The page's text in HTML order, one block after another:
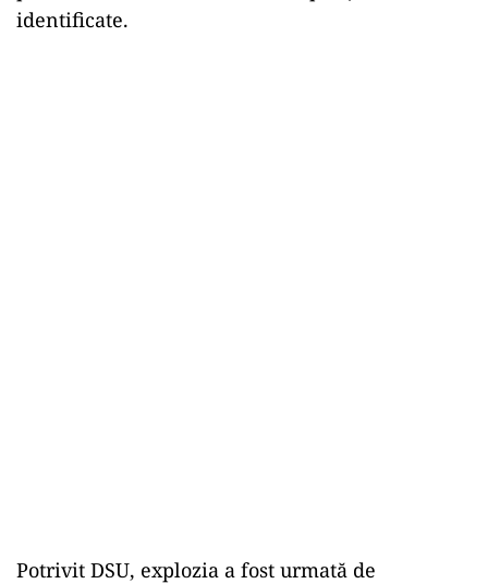
identificate.
Potrivit DSU, explozia a fost urmată de